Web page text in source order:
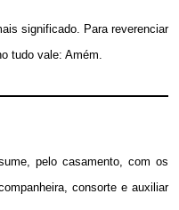
significado. Para reverenciar
tudo vale: Amém.
pelo casamento, com os
consorte e auxiliar